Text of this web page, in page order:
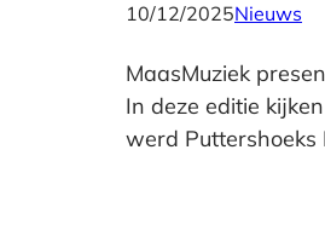
10/12/2025Nieuws
MaasMuziek
In deze editie
werd